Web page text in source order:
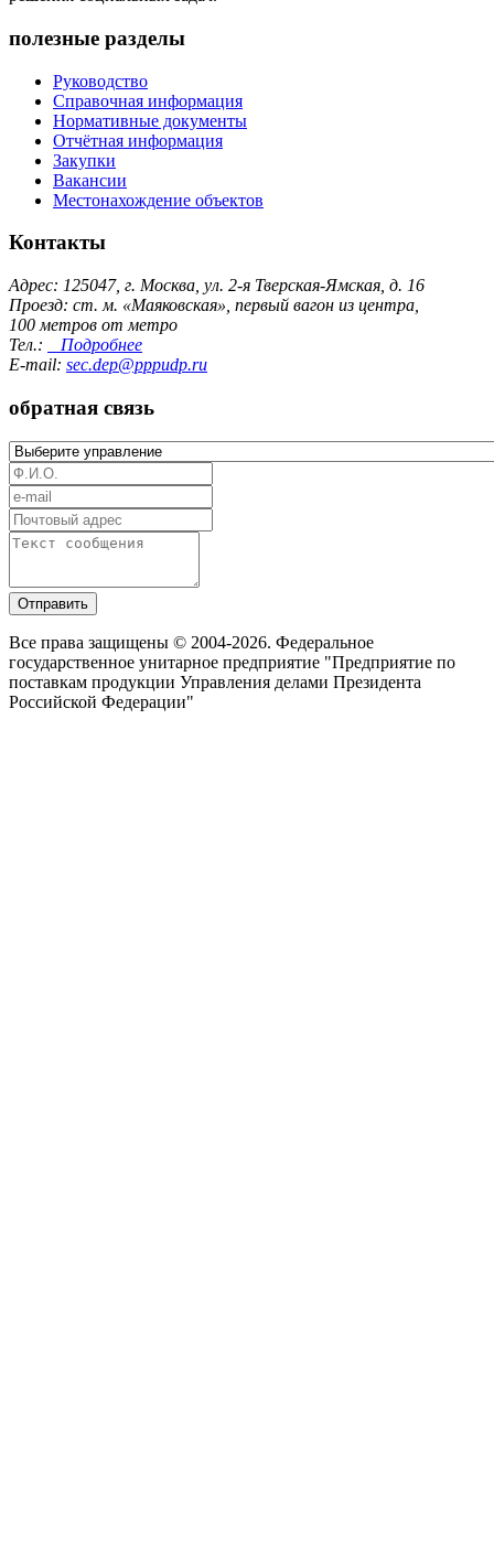
полезные разделы
Руководство
Справочная информация
Нормативные документы
Отчётная информация
Закупки
Вакансии
Местонахождение объектов
Контакты
Адрес: 125047, г. Москва, ул. 2-я Тверская-Ямская, д. 16
Проезд: ст. м. «Маяковская», первый вагон из центра,
100 метров от метро
Тел.:
Подробнее
E-mail: sec.dep@pppudp.ru
обратная связь
Отправить
Все права защищены © 2004-2026. Федеральное
государственное унитарное предприятие "Предприятие по
поставкам продукции Управления делами Президента
Российской Федерации"